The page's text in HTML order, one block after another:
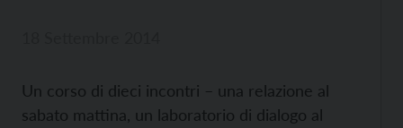
Un corso di dieci incontri – una relazione al
sabato mattina, un laboratorio di dialogo al